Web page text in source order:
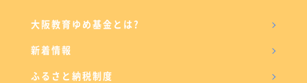
大阪教育ゆめ基金とは?
新着情報
ふるさと納税制度